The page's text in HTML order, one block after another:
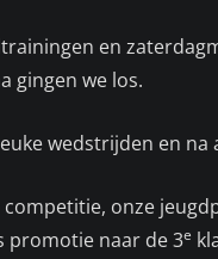
en
gingen we los.
wedstrijden en
onze
promotie naar de 3e